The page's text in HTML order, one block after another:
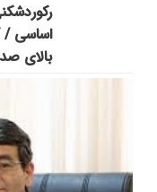
اساسی /
بالای